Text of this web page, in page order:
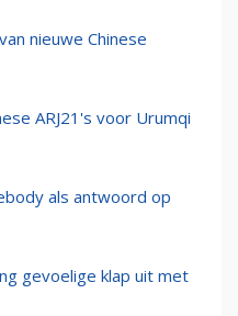
nieuwe Chinese
ARJ21's voor Urumqi
als antwoord op
gevoelige klap uit met